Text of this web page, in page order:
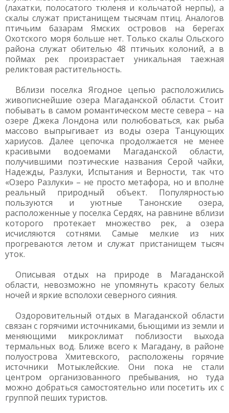
(лахатки, полосатого тюленя и кольчатой нерпы), а
скалы служат пристанищем тысячам птиц. Аналогов
птичьим базарам Ямских островов на берегах
Охотского моря больше нет. Только скалы Ольского
района служат обителью 48 птичьих колоний, а в
поймах рек произрастает уникальная таежная
реликтовая растительность.
Вблизи поселка Ягодное цепью расположились
живописнейшие озера Магаданской области. Стоит
побывать в самом романтическом месте севера – на
озере Джека Лондона или полюбоваться, как рыба
массово выпрыгивает из воды озера Танцующих
хариусов. Далее цепочка продолжается не менее
красивыми водоемами Магаданской области,
получившими поэтические названия Серой чайки,
Надежды, Разлуки, Испытания и Верности, так что
«Озеро Разлуки» – не просто метафора, но и вполне
реальный природный объект. Популярностью
пользуются и уютные Танонские озера,
расположенные у поселка Сердях, на равнине вблизи
которого протекает множество рек, а озера
исчисляются сотнями. Самые мелкие из них
прогреваются летом и служат пристанищем тысяч
уток.
Описывая отдых на природе в Магаданской
области, невозможно не упомянуть красоту белых
ночей и яркие всполохи северного сияния.
Оздоровительный отдых в Магаданской области
связан с горячими источниками, бьющими из земли и
меняющими микроклимат поблизости выхода
термальных вод. Ближе всего к Магадану, в районе
полуострова Хмитевского, расположены горячие
источники Мотыклейские. Они пока не стали
центром организованного пребывания, но туда
можно добраться самостоятельно или посетить их с
группой пеших туристов.